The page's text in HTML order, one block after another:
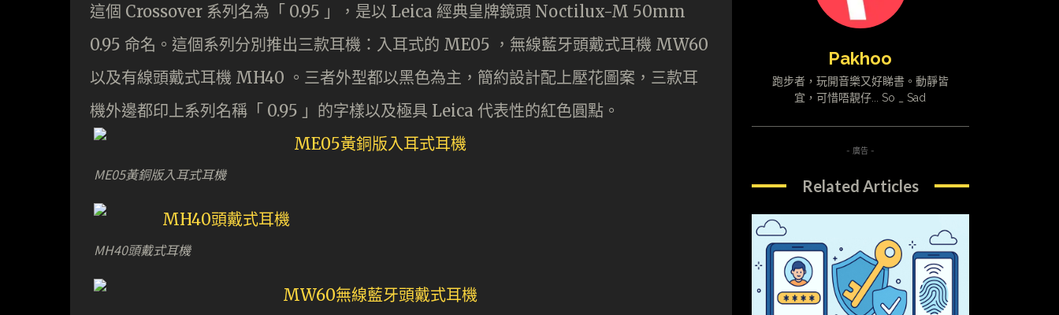
這個 Crossover 系列名為「 0.95 」，是以 Leica 經典皇牌鏡頭 Noctilux-M 50mm
0.95 命名。這個系列分別推出三款耳機：入耳式的 ME05 ，無線藍牙頭戴式耳機 MW60
以及有線頭戴式耳機 MH40 。三者外型都以黑色為主，簡約設計配上壓花圖案，三款耳
機外邊都印上系列名稱「 0.95 」的字樣以及極具 Leica 代表性的紅色圓點。
ME05黃銅版入耳式耳機
MH40頭戴式耳機
Pakhoo
跑步者，玩開音樂又好睇書。動靜皆
宜，可惜唔靚仔... So _ Sad
- 廣告 -
Related Articles